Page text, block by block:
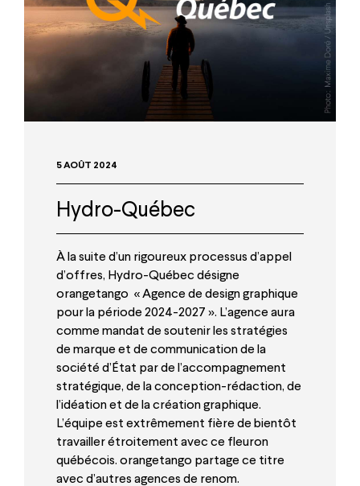
5 AOÛT 2024
Hydro-Québec
À la suite d’un rigoureux processus d’appel
d’offres, Hydro-Québec désigne
orangetango « Agence de design graphique
pour la période 2024-2027 ». L’agence aura
comme mandat de soutenir les stratégies
de marque et de communication de la
société d’État par de l’accompagnement
stratégique, de la conception-rédaction, de
l’idéation et de la création graphique.
L’équipe est extrêmement fière de bientôt
travailler étroitement avec ce fleuron
québécois. orangetango partage ce titre
avec d’autres agences de renom.